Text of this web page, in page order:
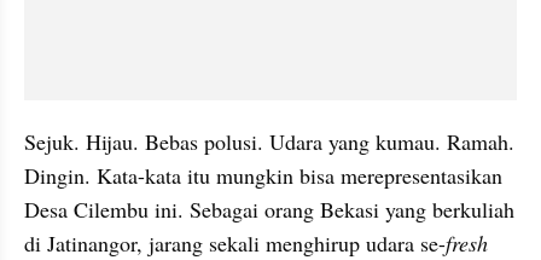
Sejuk. Hijau. Bebas polusi. Udara yang kumau. Ramah.
Dingin. Kata-kata itu mungkin bisa merepresentasikan
Desa Cilembu ini. Sebagai orang Bekasi yang berkuliah
di Jatinangor, jarang sekali menghirup udara se-fresh